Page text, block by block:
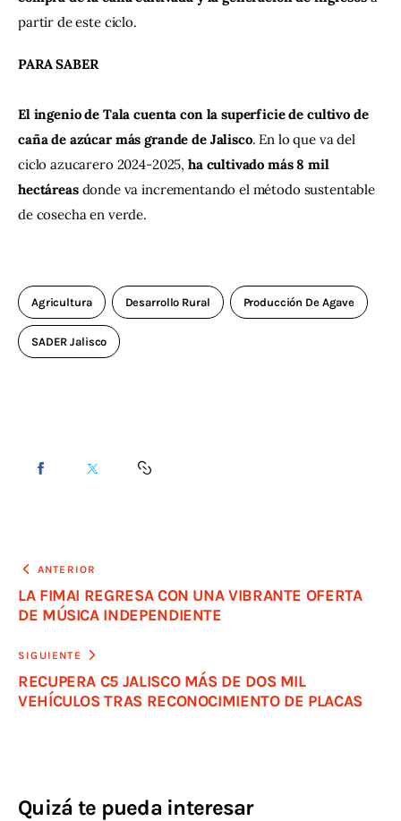
partir de este ciclo.
PARA SABER
El ingenio de Tala cuenta con la superficie de cultivo de
caña de azúcar más grande de Jalisco. En lo que va del
ciclo azucarero 2024-2025, ha cultivado más 8 mil
hectáreas donde va incrementando el método sustentable
de cosecha en verde.
Agricultura Desarrollo Rural Producción De Agave
SADER Jalisco
ANTERIOR
LA FIMAI REGRESA CON UNA VIBRANTE OFERTA
DE MÚSICA INDEPENDIENTE
SIGUIENTE
RECUPERA C5 JALISCO MÁS DE DOS MIL
VEHÍCULOS TRAS RECONOCIMIENTO DE PLACAS
Quizá te pueda interesar